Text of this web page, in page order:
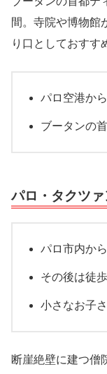
間。寺院や博物館
り口としておすす
パロ空港か
ブータンの
パロ・タクツァ
パロ市内か
その後は徒
小さなお子
断崖絶壁に建つ僧